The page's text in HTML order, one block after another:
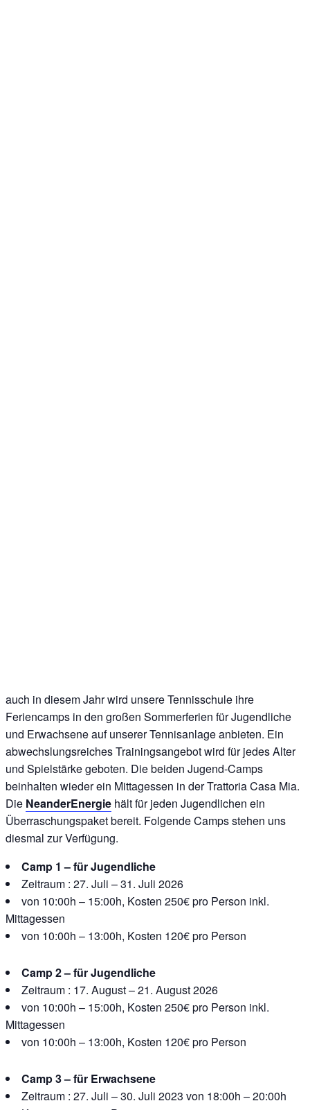
auch in diesem Jahr wird unsere Tennisschule ihre
Feriencamps in den großen Sommerferien für Jugendliche
und Erwachsene auf unserer Tennisanlage anbieten. Ein
abwechslungsreiches Trainingsangebot wird für jedes Alter
und Spielstärke geboten. Die beiden Jugend-Camps
beinhalten wieder ein Mittagessen in der Trattoria Casa Mia.
Die NeanderEnergie hält für jeden Jugendlichen ein
Überraschungspaket bereit. Folgende Camps stehen uns
diesmal zur Verfügung.
Camp 1 – für Jugendliche
Zeitraum : 27. Juli – 31. Juli 2026
von 10:00h – 15:00h, Kosten 250€ pro Person inkl.
Mittagessen
von 10:00h – 13:00h, Kosten 120€ pro Person
Camp 2 – für Jugendliche
Zeitraum : 17. August – 21. August 2026
von 10:00h – 15:00h, Kosten 250€ pro Person inkl.
Mittagessen
von 10:00h – 13:00h, Kosten 120€ pro Person
Camp 3 – für Erwachsene
Zeitraum : 27. Juli – 30. Juli 2023 von 18:00h – 20:00h